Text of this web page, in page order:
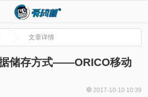
文章详情
储存方式——ORICO移动
2017-10-10 10:39